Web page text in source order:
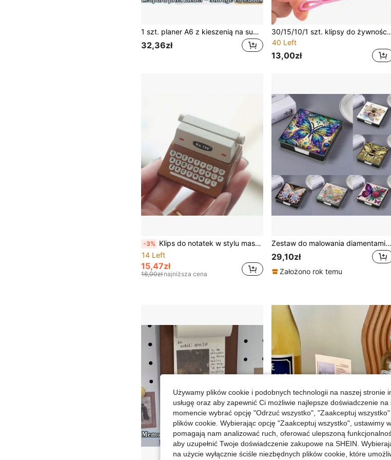
1 szt. planer A6 z kieszenią na suwak, kreatywny segregator z luźnymi kartkami w panterkę, notes do budżetowania, organizer budżetu gotówkowego, notes z luźnymi kartkami, notes z kieszenią na suwak, planer 3D, odpowiedni do budżetowania gotówkowego, przechowywania zdjęć, projektowania mody, do użytku osobistego, z magnetycznym zapięciem, powrót do szkoły, przybory szkolne, artykuły biurowe, akcesoria podróżne, prezent dla rodziny i przyjaciół
32,36zł
30/15/10/1 szt. klipsy do żywności, wielofunkcyjne stalowe klipsy powlekane PVC,
40 Left
13,00zł
-3% Klips do notatek w stylu maszyny do pisania, kreatywna dekoracja biurka w domu i biurze, akcesorium na biurko, uchwyt na zdjęcia, wygląd retro, materiał z drewna syntetycznego, klips do notatek, uchwyt na wizytówki, klips do zdjęć, urocza ozdoba na biurko, nadaje się do przechowywania w biurze, dekoracja biurka, wystrój gabinetu, artykuły szkolne, uchwyt na karty z miejscami, wystrój ślubny, upominek na przyjęcie, dekoracja pokoju, wystrój salonu, akcesorium do sypialni, organizer na biurko
14 Left
15,47zł
16,00złnajniższa cena
Zestaw do malowania diamentami 5D – pudełko na zakładki do książek, specjalny kształt kryształu z kryształkami, kolorowy wzór motyla i pszczoły, uchwyt na notatki z mozaiki diamentowej DIY, odpowiedni do biura, ręcznie robiony element artystyczny, idealny prezent biznesowy, w zestawie 150 zakładek do książek
29,10zł
Założono rok temu
Używamy plików cookie i podobnych technologii na naszej stronie
usługę oraz aby zapewnić Ci możliwie najlepsze doświadczenie
momencie wybrać opcję "Odrzuć wszystko", "Zaakceptuj
plików cookie. Wybierając opcję "Zaakceptuj wszystko", ustawimy
pomagają nam analizować ruch, oferować ulepszoną
aby uzupełnić Twoje doświadczenie zakupowe na SHEIN.
na użycie wyłącznie ściśle niezbędnych plików cookie, które